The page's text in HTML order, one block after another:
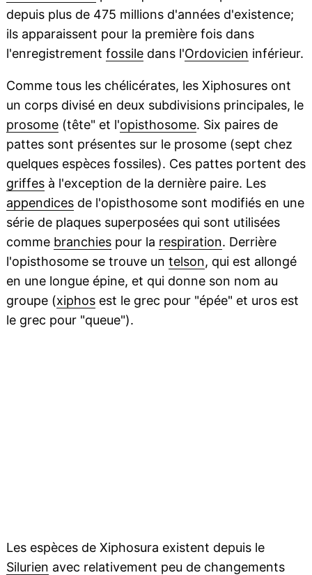
depuis plus de 475 millions d'années d'existence;
ils apparaissent pour la première fois dans
l'enregistrement fossiledans l'Ordovicien inférieur.
Comme tous les chélicérates, les Xiphosures ont
un corps divisé en deux subdivisions principales, le
prosome(tête" et l'opisthosome. Six paires de
pattes sont présentes sur le prosome (sept chez
quelques espèces fossiles). Ces pattes portent des
griffesà l'exception de la dernière paire. Les
appendicesde l'opisthosome sont modifiés en une
série de plaques superposées qui sont utilisées
comme branchiespour la respiration. Derrière
l'opisthosome se trouve un telson, qui est allongé
en une longue épine, et qui donne son nom au
groupe (xiphosest le grec pour "épée" et uros est
le grec pour "queue").
Les espèces de Xiphosura existent depuis le
Silurien avec relativement peu de changements